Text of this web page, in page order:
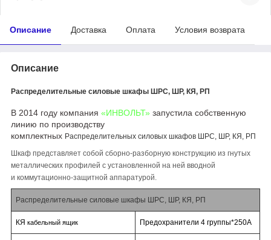
Описание Доставка Оплата Условия возврата
Описание
Распределительные силовые шкафы ШРС, ШР, КЯ, РП
В 2014 году компания «ИНВОЛЬТ» запустила собственную
линию по производству
комплектных Распределительных силовых шкафов ШРС, ШР, КЯ, РП
Шкаф представляет собой сборно-разборную конструкцию из гнутых
металлических профилей с установленной на ней вводной
и коммутационно-защитной аппаратурой.
Распределительные силовые шкафы ШРС, ШР, КЯ, РП
КЯкабельный ящик Предохранители 4 группы*250A